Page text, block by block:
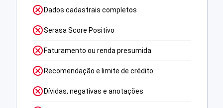
Dados cadastrais completos
Serasa Score Positivo
Faturamento ou renda presumida
Recomendação e limite de crédito
Dívidas, negativas e anotações